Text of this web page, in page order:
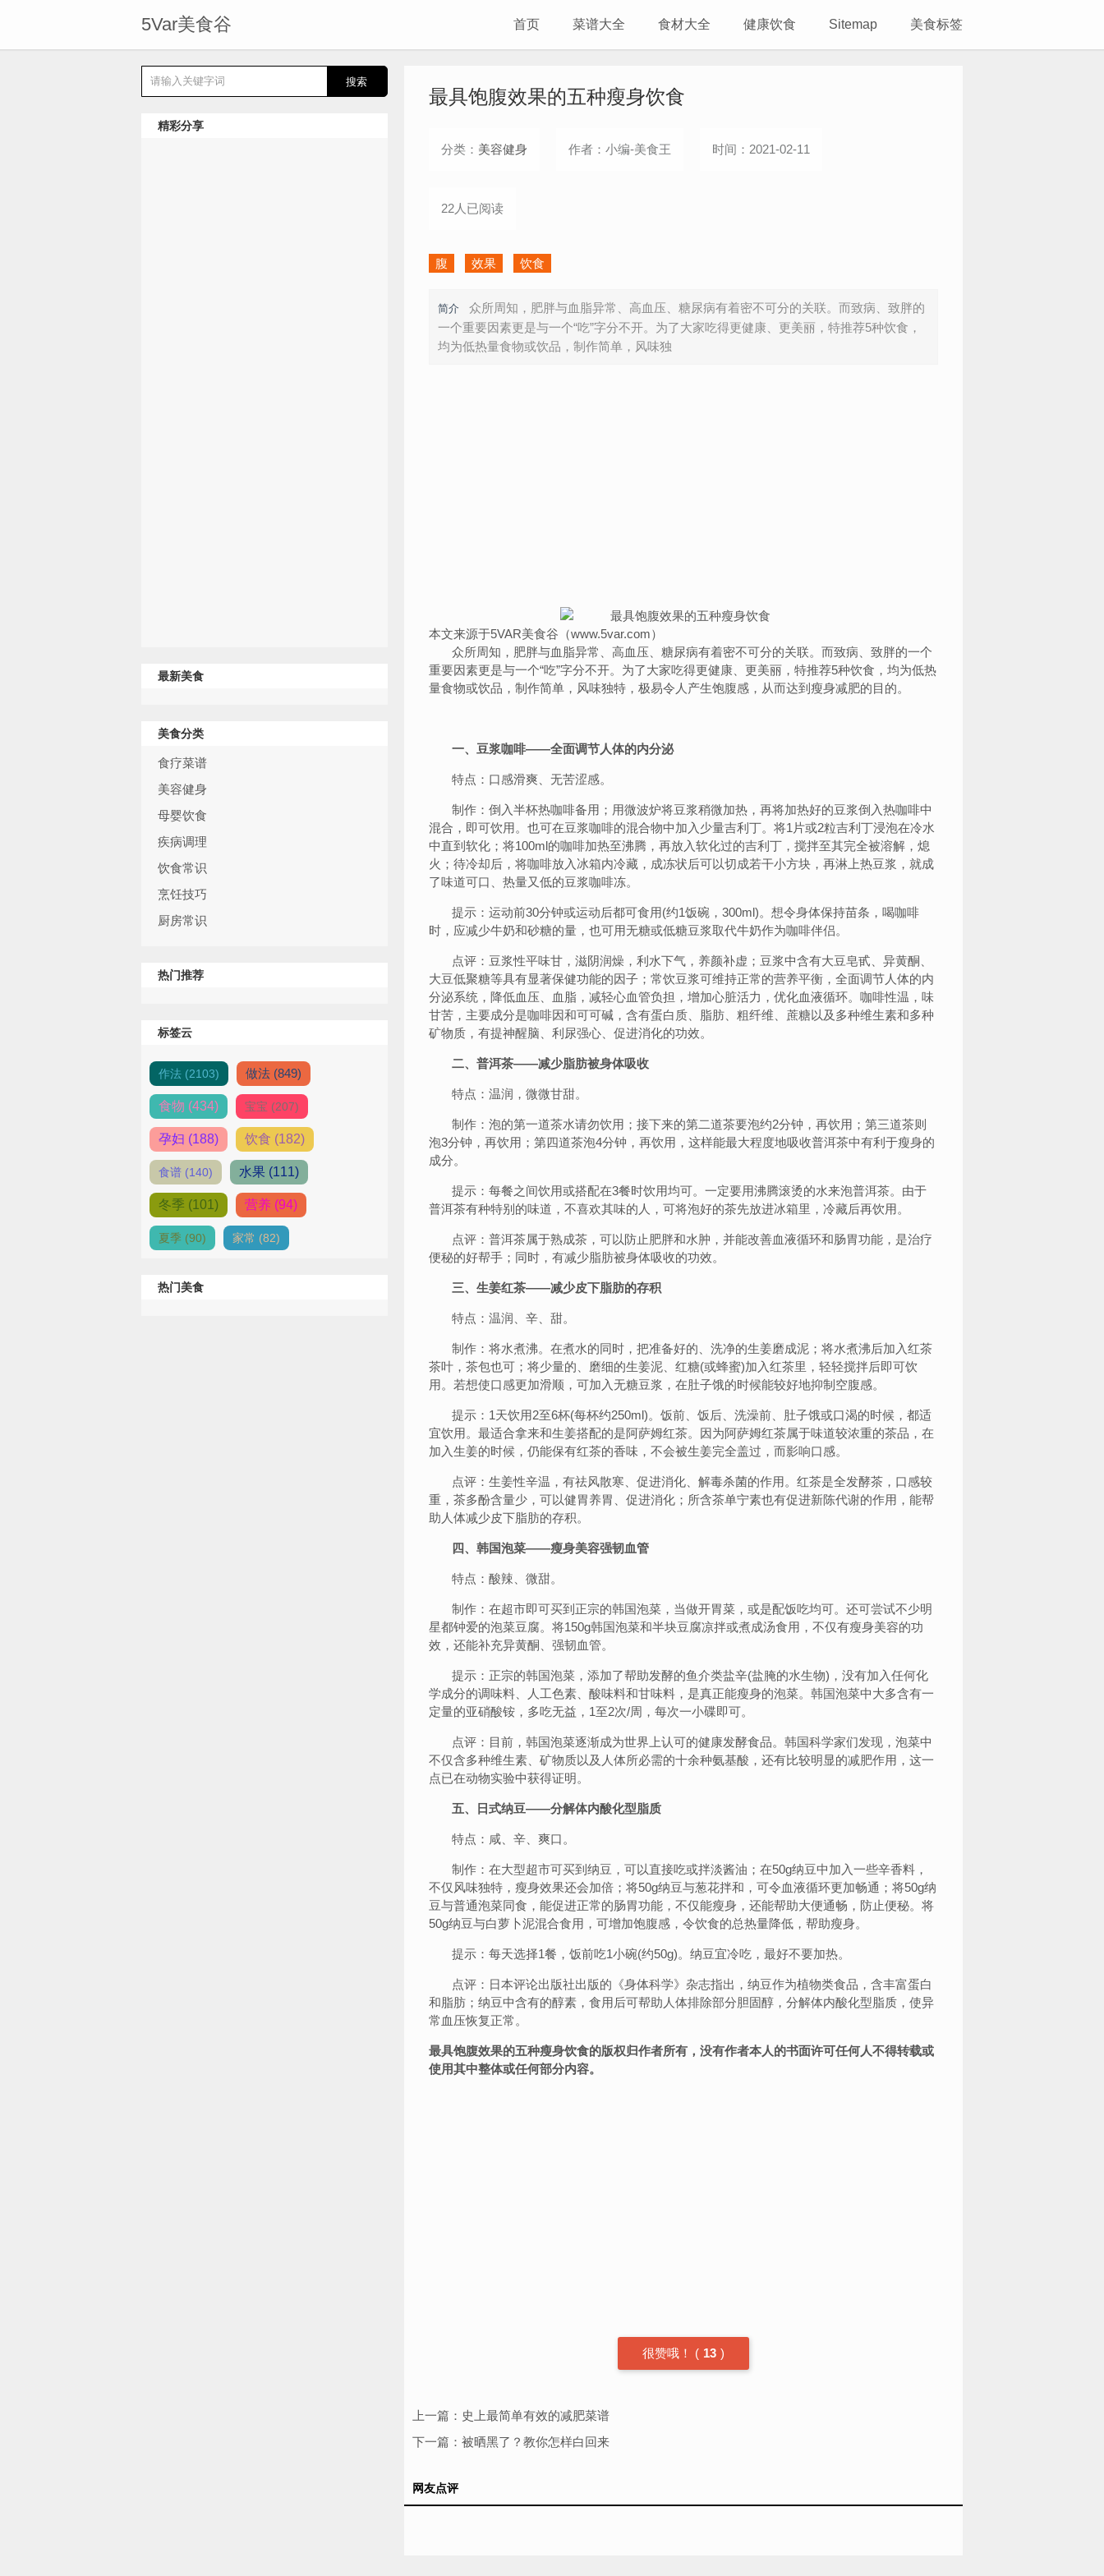
5Var美食谷 首页 菜谱大全 食材大全 健康饮食 Sitemap 美食标签
精彩分享
最新美食
美食分类
食疗菜谱
美容健身
母婴饮食
疾病调理
饮食常识
烹饪技巧
厨房常识
热门推荐
标签云
作法 (2103) 做法 (849)
食物 (434) 宝宝 (207)
孕妇 (188) 饮食 (182)
食谱 (140) 水果 (111)
冬季 (101) 营养 (94)
夏季 (90) 家常 (82)
热门美食
最具饱腹效果的五种瘦身饮食
分类： 美容健身 作者：小编-美食王 时间：2021-02-11
22人已阅读
腹 效果 饮食
简介
众所周知，肥胖与血脂异常、高血压、糖尿病有着密不可分的关联。而致病、致胖的
一个重要因素更是与一个“吃”字分不开。为了大家吃得更健康、更美丽，特推荐5种饮食，
均为低热量食物或饮品，制作简单，风味独
本文来源于5VAR美食谷（www.5var.com）
众所周知，肥胖与血脂异常、高血压、糖尿病有着密不可分的关联。而致病、致胖的一个
重要因素更是与一个“吃”字分不开。为了大家吃得更健康、更美丽，特推荐5种饮食，均为低热
量食物或饮品，制作简单，风味独特，极易令人产生饱腹感，从而达到瘦身减肥的目的。
一、豆浆咖啡——全面调节人体的内分泌
特点：口感滑爽、无苦涩感。
制作：倒入半杯热咖啡备用；用微波炉将豆浆稍微加热，再将加热好的豆浆倒入热咖啡中
混合，即可饮用。也可在豆浆咖啡的混合物中加入少量吉利丁。将1片或2粒吉利丁浸泡在冷水
中直到软化；将100ml的咖啡加热至沸腾，再放入软化过的吉利丁，搅拌至其完全被溶解，熄
火；待冷却后，将咖啡放入冰箱内冷藏，成冻状后可以切成若干小方块，再淋上热豆浆，就成
了味道可口、热量又低的豆浆咖啡冻。
提示：运动前30分钟或运动后都可食用(约1饭碗，300ml)。想令身体保持苗条，喝咖啡
时，应减少牛奶和砂糖的量，也可用无糖或低糖豆浆取代牛奶作为咖啡伴侣。
点评：豆浆性平味甘，滋阴润燥，利水下气，养颜补虚；豆浆中含有大豆皂甙、异黄酮、
大豆低聚糖等具有显著保健功能的因子；常饮豆浆可维持正常的营养平衡，全面调节人体的内
分泌系统，降低血压、血脂，减轻心血管负担，增加心脏活力，优化血液循环。咖啡性温，味
甘苦，主要成分是咖啡因和可可碱，含有蛋白质、脂肪、粗纤维、蔗糖以及多种维生素和多种
矿物质，有提神醒脑、利尿强心、促进消化的功效。
二、普洱茶——减少脂肪被身体吸收
特点：温润，微微甘甜。
制作：泡的第一道茶水请勿饮用；接下来的第二道茶要泡约2分钟，再饮用；第三道茶则
泡3分钟，再饮用；第四道茶泡4分钟，再饮用，这样能最大程度地吸收普洱茶中有利于瘦身的
成分。
提示：每餐之间饮用或搭配在3餐时饮用均可。一定要用沸腾滚烫的水来泡普洱茶。由于
普洱茶有种特别的味道，不喜欢其味的人，可将泡好的茶先放进冰箱里，冷藏后再饮用。
点评：普洱茶属于熟成茶，可以防止肥胖和水肿，并能改善血液循环和肠胃功能，是治疗
便秘的好帮手；同时，有减少脂肪被身体吸收的功效。
三、生姜红茶——减少皮下脂肪的存积
特点：温润、辛、甜。
制作：将水煮沸。在煮水的同时，把准备好的、洗净的生姜磨成泥；将水煮沸后加入红茶
茶叶，茶包也可；将少量的、磨细的生姜泥、红糖(或蜂蜜)加入红茶里，轻轻搅拌后即可饮
用。若想使口感更加滑顺，可加入无糖豆浆，在肚子饿的时候能较好地抑制空腹感。
提示：1天饮用2至6杯(每杯约250ml)。饭前、饭后、洗澡前、肚子饿或口渴的时候，都适
宜饮用。最适合拿来和生姜搭配的是阿萨姆红茶。因为阿萨姆红茶属于味道较浓重的茶品，在
加入生姜的时候，仍能保有红茶的香味，不会被生姜完全盖过，而影响口感。
点评：生姜性辛温，有祛风散寒、促进消化、解毒杀菌的作用。红茶是全发酵茶，口感较
重，茶多酚含量少，可以健胃养胃、促进消化；所含茶单宁素也有促进新陈代谢的作用，能帮
助人体减少皮下脂肪的存积。
四、韩国泡菜——瘦身美容强韧血管
特点：酸辣、微甜。
制作：在超市即可买到正宗的韩国泡菜，当做开胃菜，或是配饭吃均可。还可尝试不少明
星都钟爱的泡菜豆腐。将150g韩国泡菜和半块豆腐凉拌或煮成汤食用，不仅有瘦身美容的功
效，还能补充异黄酮、强韧血管。
提示：正宗的韩国泡菜，添加了帮助发酵的鱼介类盐辛(盐腌的水生物)，没有加入任何化
学成分的调味料、人工色素、酸味料和甘味料，是真正能瘦身的泡菜。韩国泡菜中大多含有一
定量的亚硝酸铵，多吃无益，1至2次/周，每次一小碟即可。
点评：目前，韩国泡菜逐渐成为世界上认可的健康发酵食品。韩国科学家们发现，泡菜中
不仅含多种维生素、矿物质以及人体所必需的十余种氨基酸，还有比较明显的减肥作用，这一
点已在动物实验中获得证明。
五、日式纳豆——分解体内酸化型脂质
特点：咸、辛、爽口。
制作：在大型超市可买到纳豆，可以直接吃或拌淡酱油；在50g纳豆中加入一些辛香料，
不仅风味独特，瘦身效果还会加倍；将50g纳豆与葱花拌和，可令血液循环更加畅通；将50g纳
豆与普通泡菜同食，能促进正常的肠胃功能，不仅能瘦身，还能帮助大便通畅，防止便秘。将
50g纳豆与白萝卜泥混合食用，可增加饱腹感，令饮食的总热量降低，帮助瘦身。
提示：每天选择1餐，饭前吃1小碗(约50g)。纳豆宜冷吃，最好不要加热。
点评：日本评论出版社出版的《身体科学》杂志指出，纳豆作为植物类食品，含丰富蛋白
和脂肪；纳豆中含有的醇素，食用后可帮助人体排除部分胆固醇，分解体内酸化型脂质，使异
常血压恢复正常。
最具饱腹效果的五种瘦身饮食的版权归作者所有，没有作者本人的书面许可任何人不得转载或
使用其中整体或任何部分内容。
很赞哦！ ( 13 )
上一篇： 史上最简单有效的减肥菜谱
下一篇： 被晒黑了？教你怎样白回来
网友点评